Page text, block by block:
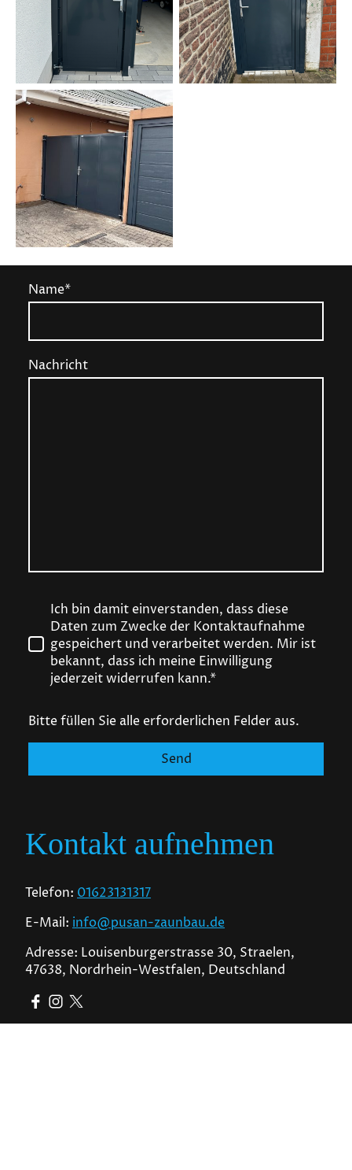
Name*
Nachricht
Ich bin damit einverstanden, dass diese
Daten zum Zwecke der Kontaktaufnahme
gespeichert und verarbeitet werden. Mir ist
bekannt, dass ich meine Einwilligung
jederzeit widerrufen kann.*
Bitte füllen Sie alle erforderlichen Felder aus.
Send
Kontakt aufnehmen
Telefon: 01623131317
E-Mail: info@pusan-zaunbau.de
Adresse: Louisenburgerstrasse 30, Straelen,
47638, Nordrhein-Westfalen, Deutschland